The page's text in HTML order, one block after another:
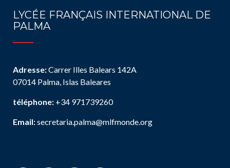
LYCÉE FRANÇAIS INTERNATIONAL DE
PALMA
Adresse:Carrer Illes Balears 142A
07014 Palma, Islas Baleares
téléphone: +34 971739260
Email:secretaria.palma@mlfmonde.org